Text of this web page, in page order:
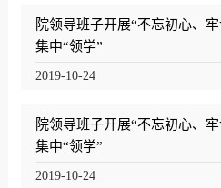
院领导班子开展“不忘初心、
集中“领学”
2019-10-24
院领导班子开展“不忘初心、
集中“领学”
2019-10-24